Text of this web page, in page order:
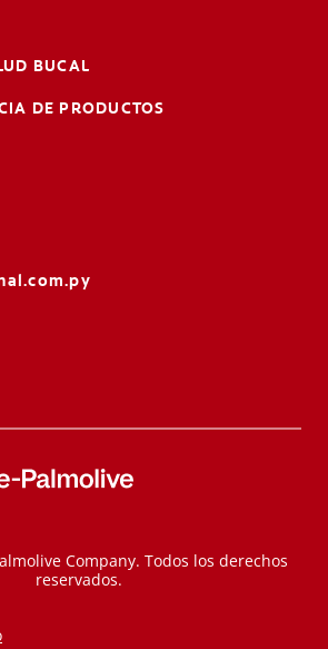
BUCAL
DE PRODUCTOS
Company. Todos los derechos
reservados.